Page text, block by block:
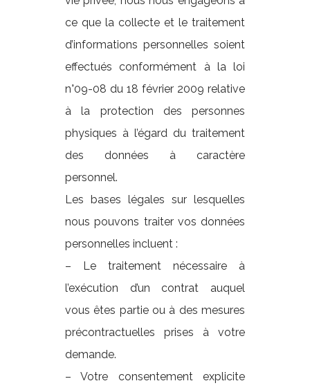
ce que la collecte et le traitement
d’informations personnelles soient
effectués conformément à la loi
n°09-08 du 18 février 2009 relative
à la protection des personnes
physiques à l’égard du traitement
des données à caractère
personnel.
Les bases légales sur lesquelles
nous pouvons traiter vos données
personnelles incluent :
– Le traitement nécessaire à
l’exécution d’un contrat auquel
vous êtes partie ou à des mesures
précontractuelles prises à votre
demande.
– Votre consentement explicite